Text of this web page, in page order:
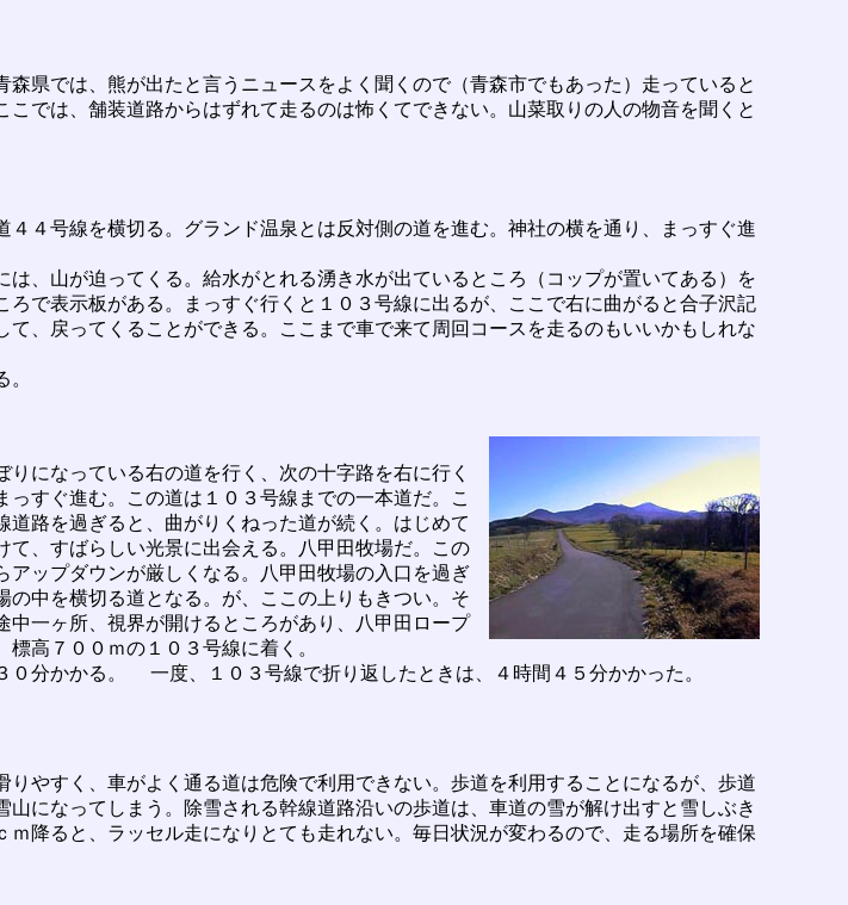
県では、熊が出たと言うニュースをよく聞くので（青森市でもあった）走っていると
では、舗装道路からはずれて走るのは怖くてできない。山菜取りの人の物音を聞くと
４号線を横切る。グランド温泉とは反対側の道を進む。神社の横を通り、まっすぐ進
、山が迫ってくる。給水がとれる湧き水が出ているところ（コップが置いてある）を
で表示板がある。まっすぐ行くと１０３号線に出るが、ここで右に曲がると合子沢記
、戻ってくることができる。ここまで車で来て周回コースを走るのもいいかもしれな
になっている右の道を行く、次の十字路を右に行く
すぐ進む。この道は１０３号線までの一本道だ。こ
路を過ぎると、曲がりくねった道が続く。はじめて
、すばらしい光景に出会える。八甲田牧場だ。この
ップダウンが厳しくなる。八甲田牧場の入口を過ぎ
中を横切る道となる。が、ここの上りもきつい。そ
一ヶ所、視界が開けるところがあり、八甲田ロープ
高７００ｍの１０３号線に着く。
分かかる。 一度、１０３号線で折り返したときは、４時間４５分かかった。
やすく、車がよく通る道は危険で利用できない。歩道を利用することになるが、歩道
になってしまう。除雪される幹線道路沿いの歩道は、車道の雪が解け出すと雪しぶき
降ると、ラッセル走になりとても走れない。毎日状況が変わるので、走る場所を確保